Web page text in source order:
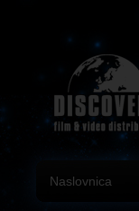
Naslovnica